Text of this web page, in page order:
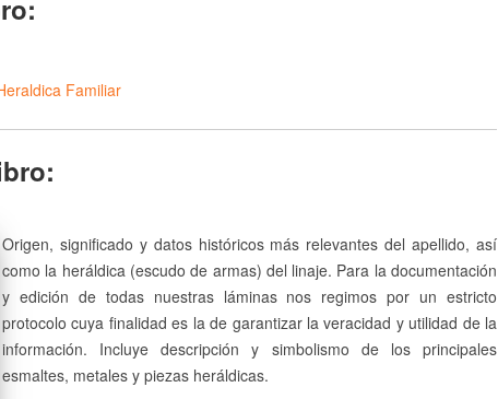
Familiar
Origen, significado y datos históricos más relevantes del apellido, así
como la heráldica (escudo de armas) del linaje. Para la documentación
y edición de todas nuestras láminas nos regimos por un estricto
protocolo cuya finalidad es la de garantizar la veracidad y utilidad de la
información. Incluye descripción y simbolismo de los principales
esmaltes, metales y piezas heráldicas.